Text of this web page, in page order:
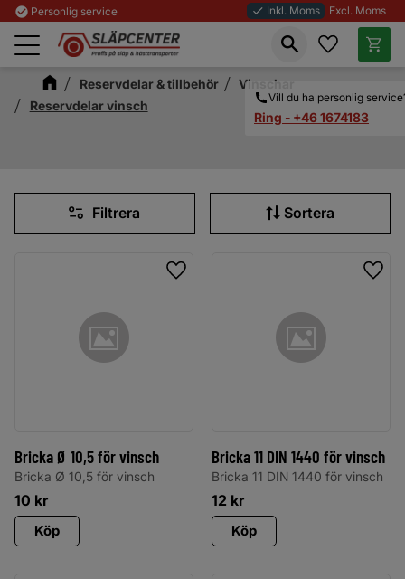
Meny
check_circle Personlig service done Inkl. Moms Excl. Moms
Vill du ha personlig
Ring - +46 1674183
Favoriter
Reservdelar & tillbehör
Vinschar
Reservdelar vinsch
Filtrera Sortera
Bricka Ø 10,5 för vinsch
Bricka Ø 10,5 för vinsch
10 kr
Lägg till i favoriter
Köp
Bricka 11 DIN 1440 för vinsch
Bricka 11 DIN 1440 för vinsch
12 kr
Köp